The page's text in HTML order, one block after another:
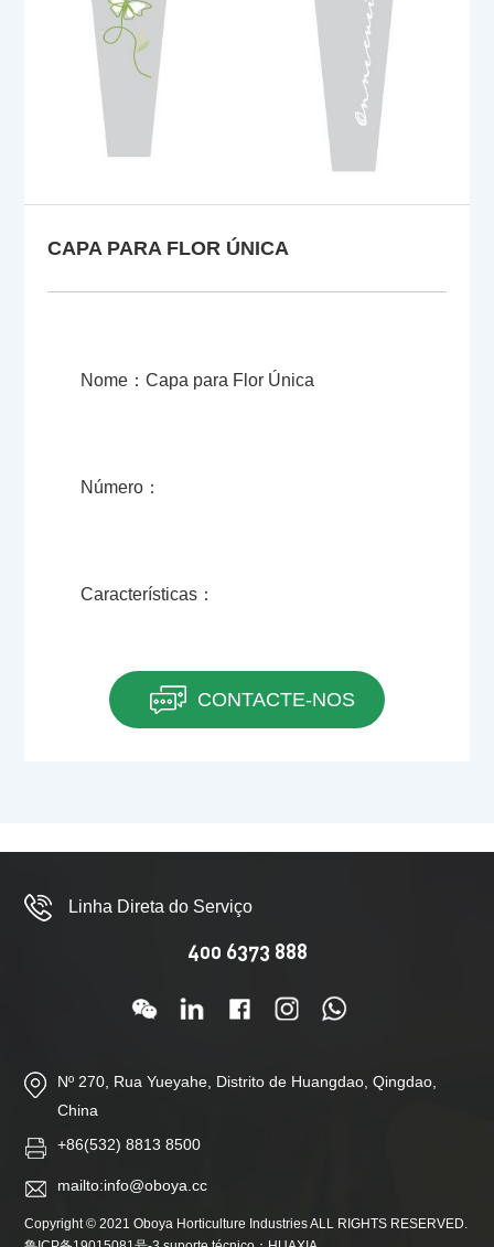
CAPA PARA FLOR ÚNICA
Nome：Capa para Flor Única
Número：
Características：
CONTACTE-NOS
Linha Direta do Serviço
Nº 270, Rua Yueyahe, Distrito de Huangdao, Qingdao,
China
+86(532) 8813 8500
mailto:info@oboya.cc
400 6373 888
Copyright © 2021 Oboya Horticulture Industries ALL RIGHTS RESERVED.